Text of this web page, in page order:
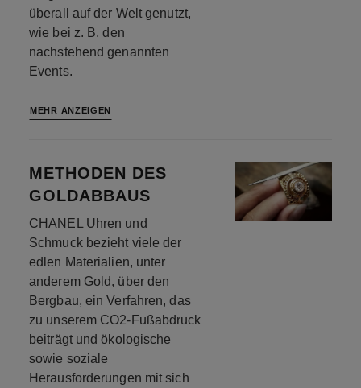
überall auf der Welt genutzt,
wie bei z. B. den
nachstehend genannten
Events.
MEHR ANZEIGEN
METHODEN DES
GOLDABBAUS
CHANEL Uhren und
Schmuck bezieht viele der
edlen Materialien, unter
anderem Gold, über den
Bergbau, ein Verfahren, das
zu unserem CO2-Fußabdruck
beiträgt und ökologische
sowie soziale
Herausforderungen mit sich